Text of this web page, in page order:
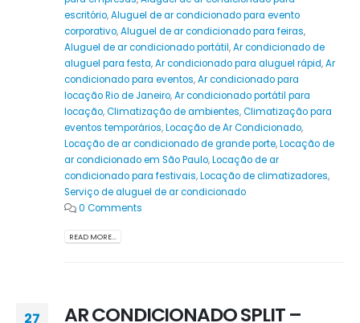
escritório,Aluguel de ar condicionado para evento
corporativo,Aluguel de ar condicionado para feiras,
Aluguel de ar condicionado portátil,Ar condicionado de
aluguel para festa,Ar condicionado para aluguel rápid,Ar
condicionado para eventos,Ar condicionado para
locação Rio de Janeiro,Ar condicionado portátil para
locação,Climatização de ambientes,Climatização para
eventos temporários,Locação de Ar Condicionado,
Locação de ar condicionado de grande porte,Locação de
ar condicionado em São Paulo,Locação de ar
condicionado para festivais,Locação de climatizadores,
Serviço de aluguel de ar condicionado
0 Comments
READ MORE...
27
AR CONDICIONADO SPLIT –